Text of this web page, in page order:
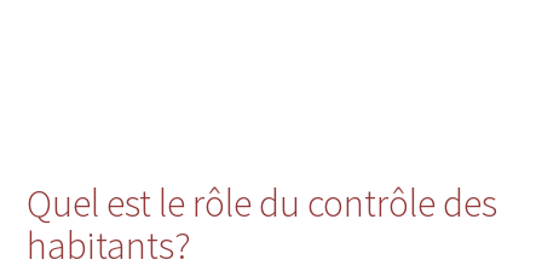
Quel est le rôle du contrôle des
habitants?